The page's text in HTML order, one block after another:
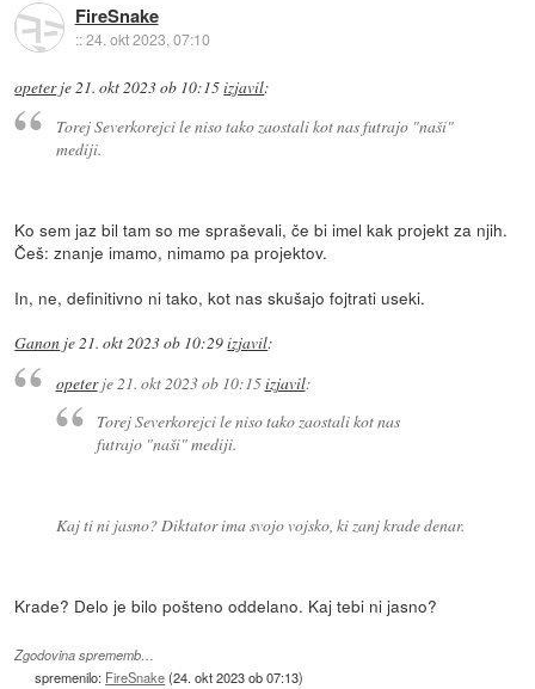
FireSnake
::24. okt 2023, 07:10
opeterje 21. okt 2023 ob 10:15izjavil:
Torej Severkorejci le niso tako zaostali kot nas futrajo "naši"
mediji.
Ko sem jaz bil tam so me spraševali, če bi imel kak projekt za njih.
Češ: znanje imamo, nimamo pa projektov.
In, ne, definitivno ni tako, kot nas skušajo fojtrati useki.
Ganon je21. okt 2023 ob 10:29izjavil:
opeterje 21. okt 2023 ob 10:15izjavil:
Torej Severkorejci le niso tako zaostali kot nas
futrajo "naši" mediji.
Kaj ti ni jasno? Diktator ima svojo vojsko, ki zanj krade denar.
Krade? Delo je bilo pošteno oddelano. Kaj tebi ni jasno?
Zgodovina sprememb…
spremenilo: FireSnake(24. okt 2023 ob 07:13)